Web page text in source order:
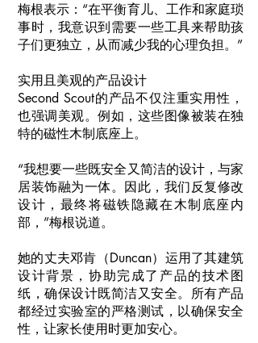
梅根表示：“在平衡育儿、工作和家庭琐
事时，我意识到需要一些工具来帮助孩
子们更独立，从而减少我的心理负担。”
实用且美观的产品设计
Second Scout的产品不仅注重实用性，
也强调美观。例如，这些图像被装在独
特的磁性木制底座上。
“我想要一些既安全又简洁的设计，与家
居装饰融为一体。因此，我们反复修改
设计，最终将磁铁隐藏在木制底座内
部，”梅根说道。
她的丈夫邓肯（Duncan）运用了其建筑
设计背景，协助完成了产品的技术图
纸，确保设计既简洁又安全。所有产品
都经过实验室的严格测试，以确保安全
性，让家长使用时更加安心。